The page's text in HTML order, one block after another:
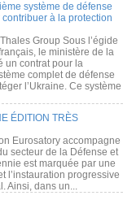
système de défense
à la protection
Group Sous l’égide
le ministère de la
un contrat pour la
complet de défense
l’Ukraine. Ce système
ÉDITION TRÈS
Eurosatory accompagne
secteur de la Défense et
est marquée par une
l’instauration progressive
Ainsi, dans un...